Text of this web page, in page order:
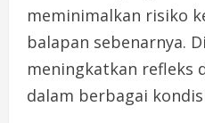
meminimalkan risiko
balapan sebenarnya.
meningkatkan refleks
dalam berbagai